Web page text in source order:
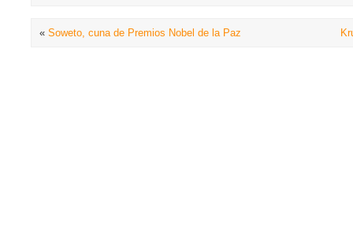
« Soweto, cuna de Premios Nobel de la Paz